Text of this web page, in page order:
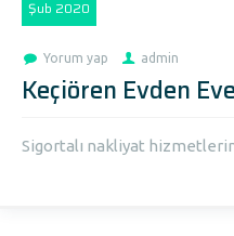
Şub 2020
Yorum yap admin
Keçiören Evden
Sigortalı nakliyat